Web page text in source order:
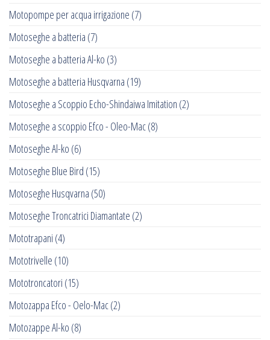
Motopompe per acqua irrigazione (7)
Motoseghe a batteria (7)
Motoseghe a batteria Al-ko (3)
Motoseghe a batteria Husqvarna (19)
Motoseghe a Scoppio Echo-Shindaiwa Imitation (2)
Motoseghe a scoppio Efco - Oleo-Mac(8)
Motoseghe Al-ko (6)
Motoseghe Blue Bird (15)
Motoseghe Husqvarna (50)
Motoseghe Troncatrici Diamantate (2)
Mototrapani (4)
Mototrivelle (10)
Mototroncatori (15)
Motozappa Efco - Oelo-Mac(2)
Motozappe Al-ko (8)